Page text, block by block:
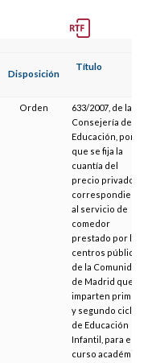
Disposición
Título
Orden
633/2007, de la
Consejería de
Educación, por la
que se fija la
cuantía del
precio privado
correspondiente
al servicio de
comedor
prestado por los
centros públicos
de la Comunidad
de Madrid que
imparten primer
y segundo ciclo
de Educación
Infantil, para el
curso académico